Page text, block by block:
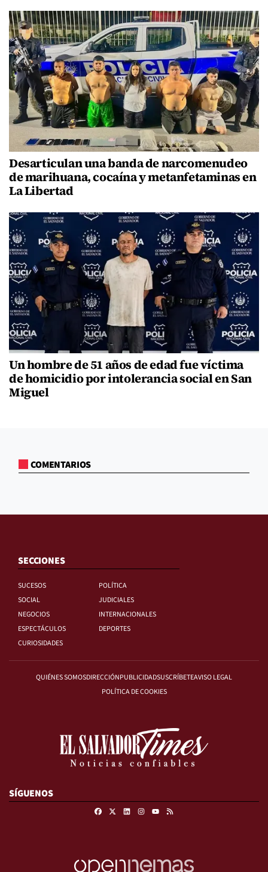
Desarticulan una banda de narcomenudeo
de marihuana, cocaína y metanfetaminas en
La Libertad
Un hombre de 51 años de edad fue víctima
de homicidio por intolerancia social en San
Miguel
COMENTARIOS
SECCIONES
SUCESOS
POLÍTICA
SOCIAL
JUDICIALES
NEGOCIOS
INTERNACIONALES
ESPECTÁCULOS
DEPORTES
CURIOSIDADES
QUIÉNES SOMOSDIRECCIÓNPUBLICIDADSUSCRÍBETEAVISO LEGAL
POLÍTICA DE COOKIES
SÍGUENOS
FacebookLinkedinInstagram